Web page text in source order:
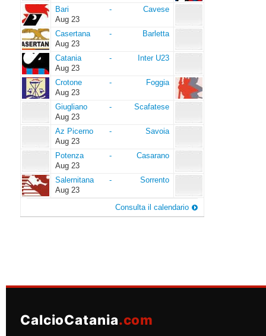
Bari
Bari -
Cavese
Aug 23
Casertana
Casertana -
Barletta
Aug 23
Catania
Catania -
Inter U23
Aug 23
Crotone
Crotone -
Foggia
Aug 23
Giugliano
Giugliano -
Scafatese
Aug 23
Az
Picerno
Az Picerno -
Savoia
Aug 23
Potenza
Potenza -
Casarano
Aug 23
Salernitana
Salernitana -
Sorrento
Aug 23
Consulta il calendario
CalcioCatania.com